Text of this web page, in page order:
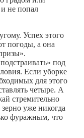
не попал
Успех этого
погоды, а она
под
Если уборке
для этого
четыре. А
стремительно
зерно уже никогда
фуражным, что